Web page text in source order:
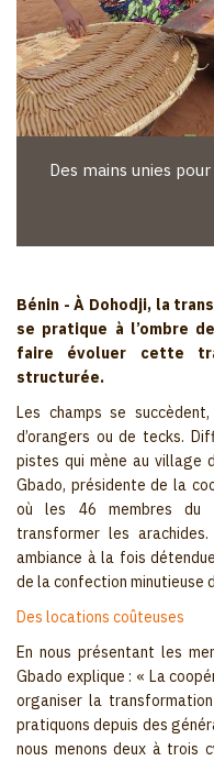
Des mains unies
Bénin - À Dohodji, la
se pratique à l’ombre
faire évoluer cette
structurée.
Les champs se
d’orangers ou de tecks.
pistes qui mène au village
Gbado, présidente de la
où les 46 membres du
transformer les
ambiance à la fois
de la confection minutieuse
Des locations coûteuses
En nous présentant les
Gbado explique : « La
organiser la
pratiquons depuis des
nous menons deux à trois